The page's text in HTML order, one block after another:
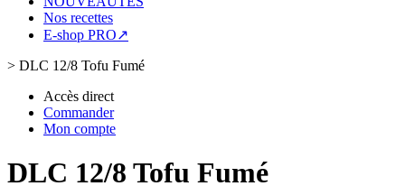
Nos recettes
E-shop PRO↗
> DLC 12/8 Tofu Fumé
Accès direct
Commander
Mon compte
DLC 12/8 Tofu Fumé